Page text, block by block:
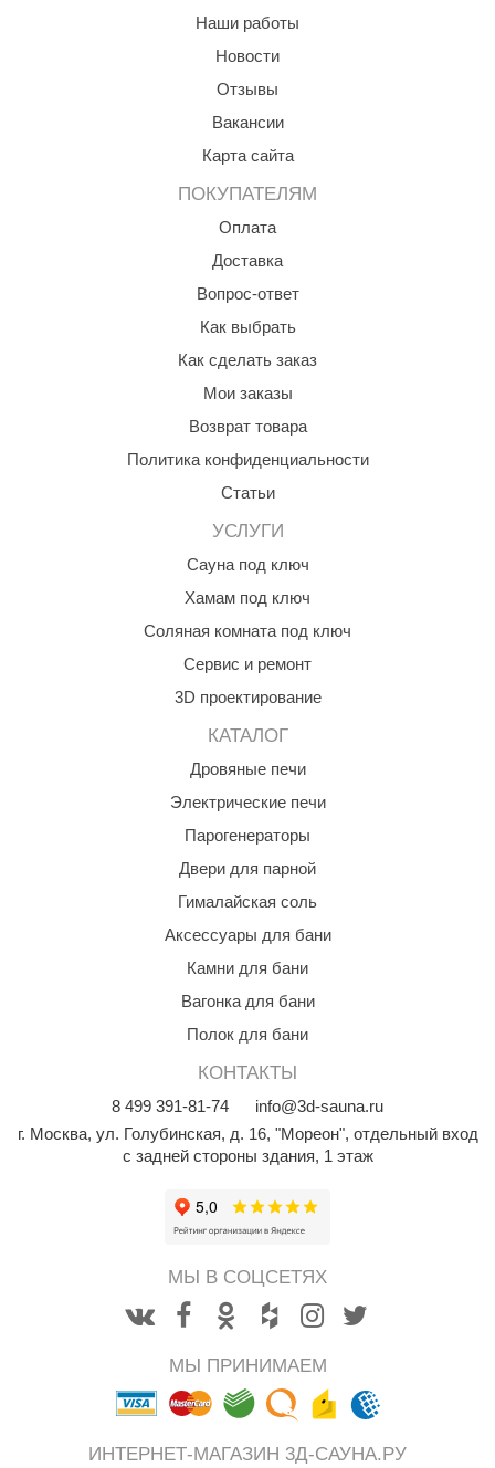
Наши работы
Новости
Отзывы
Вакансии
Карта сайта
ПОКУПАТЕЛЯМ
Оплата
Доставка
Вопрос-ответ
Как выбрать
Как сделать заказ
Мои заказы
Возврат товара
Политика конфиденциальности
Статьи
УСЛУГИ
Сауна под ключ
Хамам под ключ
Соляная комната под ключ
Сервис и ремонт
3D проектирование
КАТАЛОГ
Дровяные печи
Электрические печи
Парогенераторы
Двери для парной
Гималайская соль
Аксессуары для бани
Камни для бани
Вагонка для бани
Полок для бани
КОНТАКТЫ
8 499 391-81-74
info@3d-sauna.ru
г. Москва, ул. Голубинская, д. 16, "Мореон", отдельный вход
с задней стороны здания, 1 этаж
МЫ В СОЦСЕТЯХ
МЫ ПРИНИМАЕМ
ИНТЕРНЕТ-МАГАЗИН 3Д-САУНА.РУ